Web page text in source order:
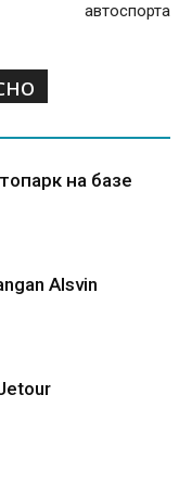
автоспорта
на базе
Alsvin